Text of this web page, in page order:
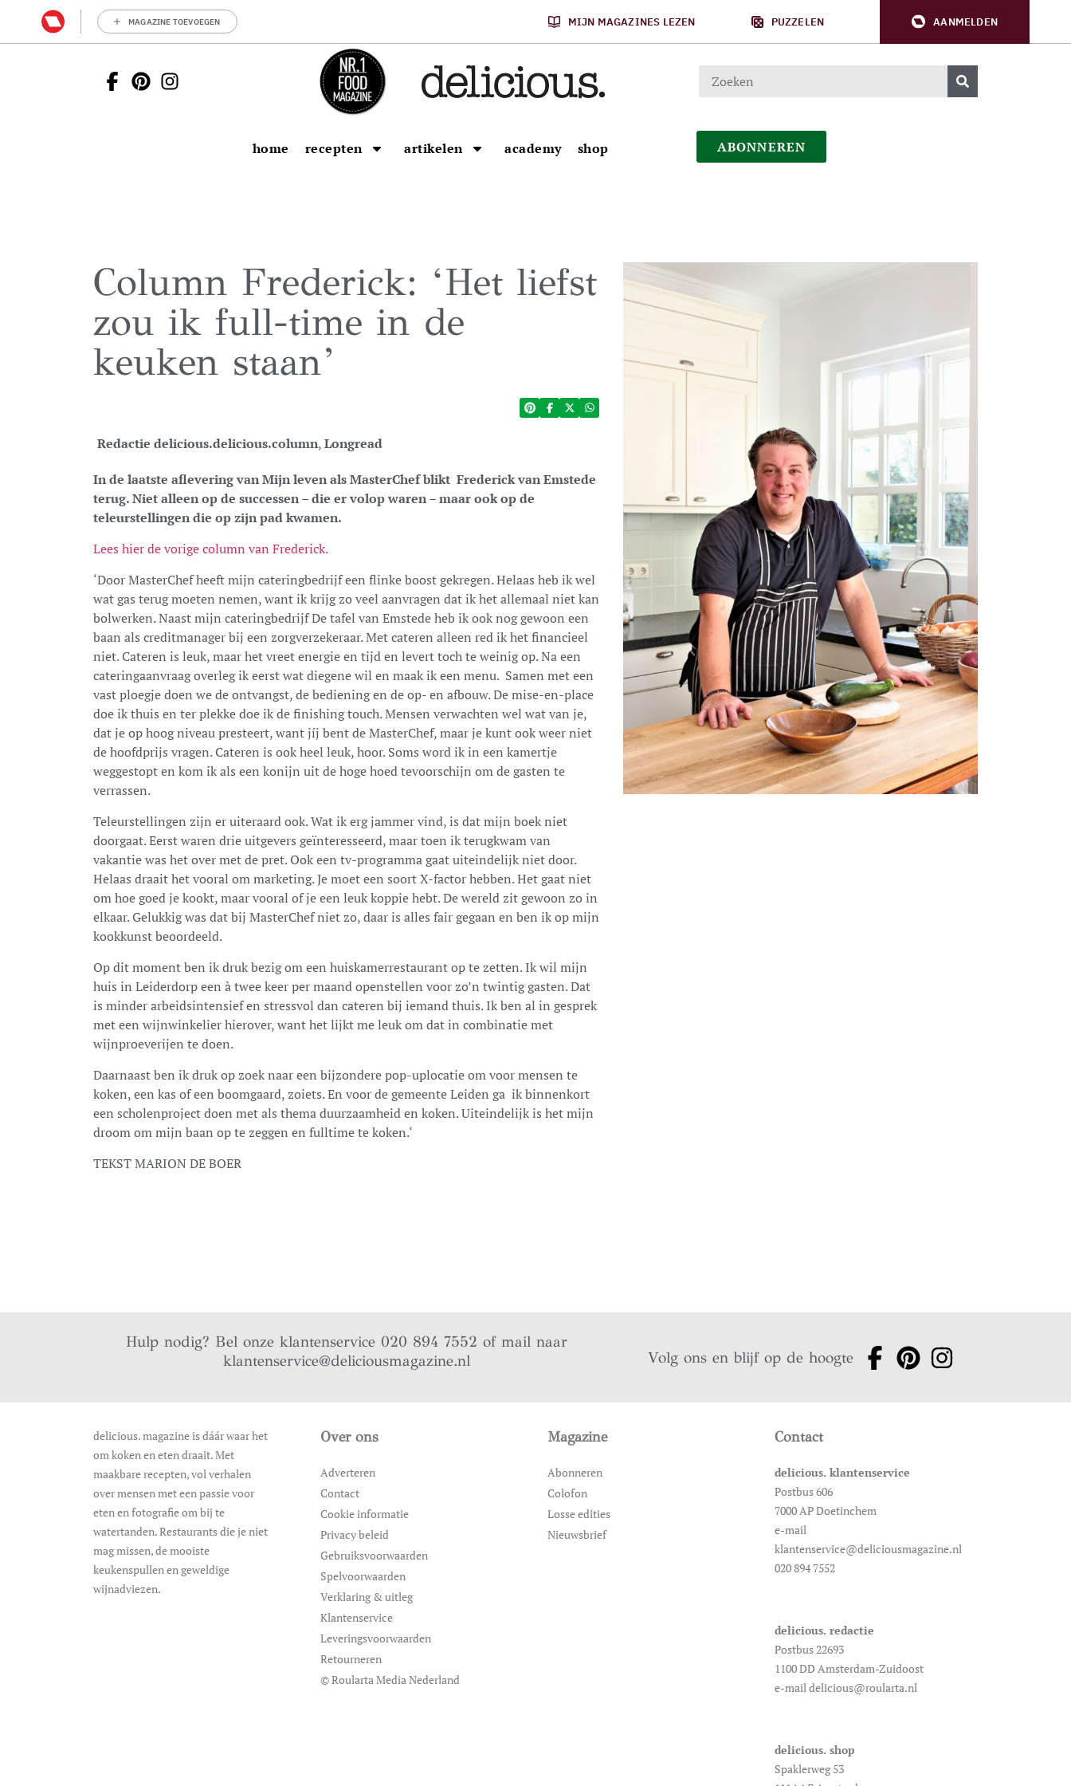
MAGAZINE TOEVOEGEN MIJN MAGAZINES LEZEN PUZZELEN AANMELDEN
home recepten artikelen academy shop ABONNEREN
Column Frederick: ‘Het liefst
zou ik full-time in de
keuken staan’
Redactie delicious.delicious.column,Longread
In de laatste aflevering van Mijn leven als MasterChef blikt Frederick van Emstede
terug. Niet alleen op de successen – die er volop waren – maar ook op de
teleurstellingen die op zijn pad kwamen.
Lees hier de vorige column van Frederick.
‘Door MasterChef heeft mijn cateringbedrijf een flinke boost gekregen. Helaas heb ik wel
wat gas terug moeten nemen, want ik krijg zo veel aanvragen dat ik het allemaal niet kan
bolwerken. Naast mijn cateringbedrijf De tafel van Emstede heb ik ook nog gewoon een
baan als creditmanager bij een zorgverzekeraar. Met cateren alleen red ik het financieel
niet. Cateren is leuk, maar het vreet energie en tijd en levert toch te weinig op. Na een
cateringaanvraag overleg ik eerst wat diegene wil en maak ik een menu. Samen met een
vast ploegje doen we de ontvangst, de bediening en de op- en afbouw. De mise-en-place
doe ik thuis en ter plekke doe ik de finishing touch. Mensen verwachten wel wat van je,
dat je op hoog niveau presteert, want jíj bent de MasterChef, maar je kunt ook weer niet
de hoofdprijs vragen. Cateren is ook heel leuk, hoor. Soms word ik in een kamertje
weggestopt en kom ik als een konijn uit de hoge hoed tevoorschijn om de gasten te
verrassen.
Teleurstellingen zijn er uiteraard ook. Wat ik erg jammer vind, is dat mijn boek niet
doorgaat. Eerst waren drie uitgevers geïnteresseerd, maar toen ik terugkwam van
vakantie was het over met de pret. Ook een tv-programma gaat uiteindelijk niet door.
Helaas draait het vooral om marketing. Je moet een soort X-factor hebben. Het gaat niet
om hoe goed je kookt, maar vooral of je een leuk koppie hebt. De wereld zit gewoon zo in
elkaar. Gelukkig was dat bij MasterChef niet zo, daar is alles fair gegaan en ben ik op mijn
kookkunst beoordeeld.
Op dit moment ben ik druk bezig om een huiskamerrestaurant op te zetten. Ik wil mijn
huis in Leiderdorp een à twee keer per maand openstellen voor zo’n twintig gasten. Dat
is minder arbeidsintensief en stressvol dan cateren bij iemand thuis. Ik ben al in gesprek
met een wijnwinkelier hierover, want het lijkt me leuk om dat in combinatie met
wijnproeverijen te doen.
Daarnaast ben ik druk op zoek naar een bijzondere pop-uplocatie om voor mensen te
koken, een kas of een boomgaard, zoiets. En voor de gemeente Leiden ga ik binnenkort
een scholenproject doen met als thema duurzaamheid en koken. Uiteindelijk is het mijn
droom om mijn baan op te zeggen en fulltime te koken.‘
TEKST MARION DE BOER
Hulp nodig? Bel onze klantenservice 020 894 7552 of mail naar
klantenservice@deliciousmagazine.nl
Volg ons en blijf op de hoogte
delicious. magazine is dáár waar het
om koken en eten draait. Met
maakbare recepten, vol verhalen
over mensen met een passie voor
eten en fotografie om bij te
watertanden. Restaurants die je niet
mag missen, de mooiste
keukenspullen en geweldige
wijnadviezen.
Over ons
Adverteren
Contact
Cookie informatie
Privacy beleid
Gebruiksvoorwaarden
Spelvoorwaarden
Verklaring & uitleg
Klantenservice
Leveringsvoorwaarden
Retourneren
© Roularta Media Nederland
Magazine
Abonneren
Colofon
Losse edities
Nieuwsbrief
Contact
delicious. klantenservice
Postbus 606
7000 AP Doetinchem
e-mail
klantenservice@deliciousmagazine.nl
020 894 7552
delicious. redactie
Postbus 22693
1100 DD Amsterdam-Zuidoost
e-mail delicious@roularta.nl
delicious. shop
Spaklerweg 53